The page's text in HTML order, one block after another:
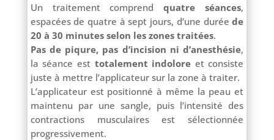
Un traitement comprendquatre séances,
espacées de quatre à sept jours, d’une duréede
20 à 30 minutes selon les zones traitées.
Pas de piqure, pas d’incision ni d’anesthésie,
la séance est totalement indolore et consiste
juste à mettre l’applicateur sur la zone à traiter.
L’applicateur est positionné à même la peau et
maintenu par une sangle, puis l’intensité des
contractions musculaires est sélectionnée
progressivement.